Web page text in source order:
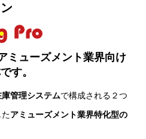
ミューズメント業界向け
す。
庫管理システムで構成される２つ
アミューズメント業界特化型の